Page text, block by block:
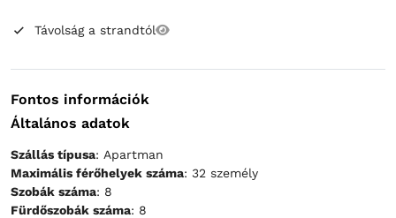
Távolság a strandtól
Fontos információk
Általános adatok
Szállás típusa: Apartman
Maximális férőhelyek száma: 32 személy
Szobák száma: 8
Fürdőszobák száma: 8